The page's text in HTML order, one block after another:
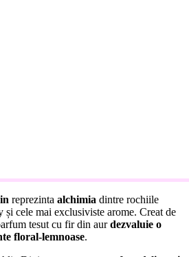
reprezinta alchimia dintre rochiile
și cele mai exclusiviste arome. Creat de
tesut cu fir din aurdezvaluie o
floral-lemnoase.